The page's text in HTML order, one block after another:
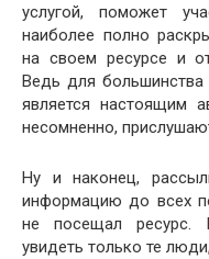
услугой, поможет
наиболее полно
на своем ресурсе и
Ведь для большинства
является настоящим
несомненно,
Ну и наконец,
информацию до всех
не посещал ресурс.
увидеть только те